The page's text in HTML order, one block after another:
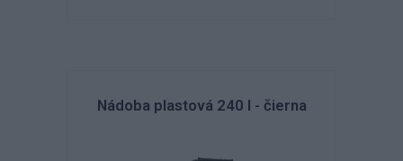
Nádoba plastová 240 l - čierna